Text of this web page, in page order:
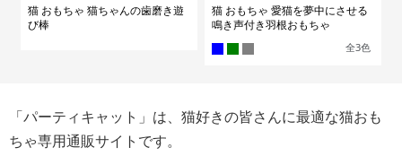
猫 おもちゃ 猫ちゃんの歯磨き遊
び棒
猫 おもちゃ 愛猫を夢中にさせる
鳴き声付き羽根おもちゃ
全3色
「パーティキャット」は、猫好きの皆さんに最適な猫おも
ちゃ専用通販サイトです。